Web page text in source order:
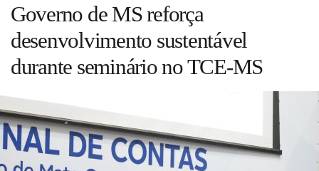
Anuncie
Fale Conosco
Governo de MS reforça
desenvolvimento sustentável
durante seminário no TCE-MS